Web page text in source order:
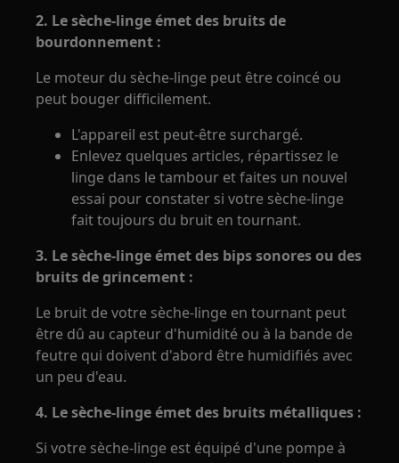
2. Le sèche-linge émet des bruits de
bourdonnement :
Le moteur du sèche-linge peut être coincé ou
peut bouger difficilement.
L'appareil est peut-être surchargé.
Enlevez quelques articles, répartissez le
linge dans le tambour et faites un nouvel
essai pour constater si votre sèche-linge
fait toujours du bruit en tournant.
3. Le sèche-linge émet des bips sonores ou des
bruits de grincement :
Le bruit de votre sèche-linge en tournant peut
être dû au capteur d'humidité ou à la bande de
feutre qui doivent d'abord être humidifiés avec
un peu d'eau.
4. Le sèche-linge émet des bruits métalliques :
Si votre sèche-linge est équipé d'une pompe à